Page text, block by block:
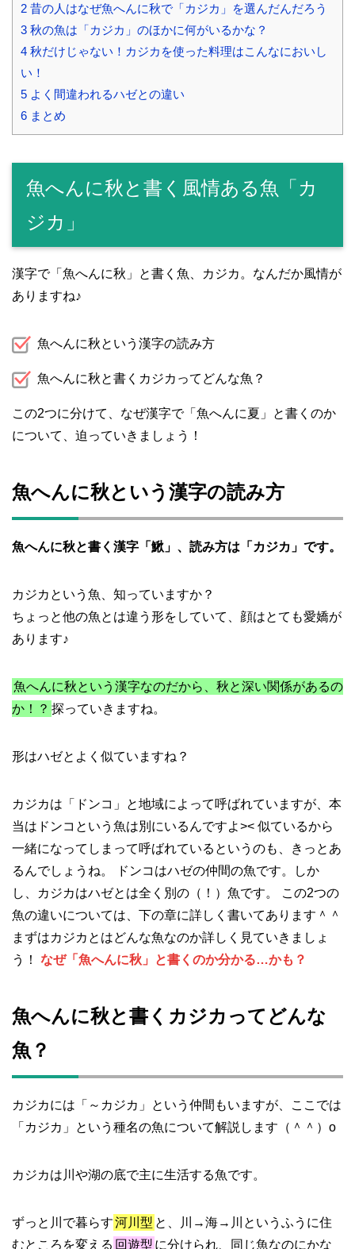
2 昔の人はなぜ魚へんに秋で「カジカ」を選んだんだろう
3 秋の魚は「カジカ」のほかに何がいるかな？
4 秋だけじゃない！カジカを使った料理はこんなにおいし
い！
5 よく間違われるハゼとの違い
6 まとめ
魚へんに秋と書く風情ある魚「カ
ジカ」
漢字で「魚へんに秋」と書く魚、カジカ。なんだか風情が
ありますね♪
魚へんに秋という漢字の読み方
魚へんに秋と書くカジカってどんな魚？
この2つに分けて、なぜ漢字で「魚へんに夏」と書くのか
について、迫っていきましょう！
魚へんに秋という漢字の読み方
魚へんに秋と書く漢字「鰍」、読み方は「カジカ」です。
カジカという魚、知っていますか？
ちょっと他の魚とは違う形をしていて、顔はとても愛嬌が
あります♪
魚へんに秋という漢字なのだから、秋と深い関係があるの
か！？ 探っていきますね。
形はハゼとよく似ていますね？
カジカは「ドンコ」と地域によって呼ばれていますが、本
当はドンコという魚は別にいるんですよ>< 似ているから
一緒になってしまって呼ばれているというのも、きっとあ
るんでしょうね。 ドンコはハゼの仲間の魚です。しか
し、カジカはハゼとは全く別の（！）魚です。 この2つの
魚の違いについては、下の章に詳しく書いてあります＾＾
まずはカジカとはどんな魚なのか詳しく見ていきましょ
う！ なぜ「魚へんに秋」と書くのか分かる…かも？
魚へんに秋と書くカジカってどんな
魚？
カジカには「～カジカ」という仲間もいますが、ここでは
「カジカ」という種名の魚について解説します（＾＾）o
カジカは川や湖の底で主に生活する魚です。
ずっと川で暮らす河川型 と、川→海→川というふうに住
むところを変える 回遊型 に分けられ、同じ魚なのにかな